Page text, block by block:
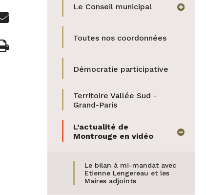
sur
Facebook
cette
page
sur
Partager
Imprimer
Le Conseil municipal
Toutes nos coordonnées
Démocratie participative
Territoire Vallée Sud -
Grand-Paris
L’actualité de
Montrouge en vidéo
Le bilan à mi-mandat avec
Etienne Lengereau et les
Maires adjoints